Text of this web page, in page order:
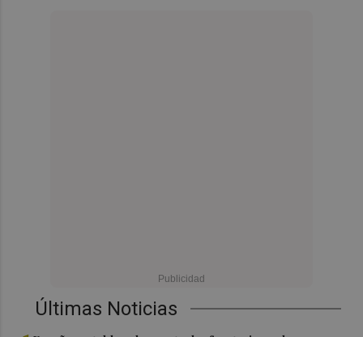
Últimas Noticias